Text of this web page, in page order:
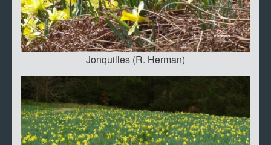
Jonquilles (R. Herman)